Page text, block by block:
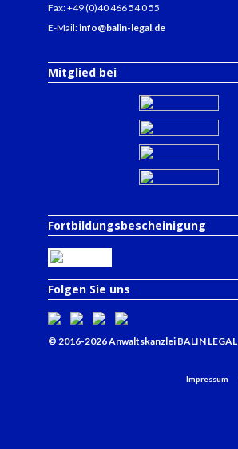
Fax: +49 (0)40 466 54 0 55
E-Mail:info@balin-legal.de
Mitglied bei
Fortbildungsbescheinigung
Folgen Sie uns
© 2016-2026 Anwaltskanzlei BALIN LEGAL
Impressum